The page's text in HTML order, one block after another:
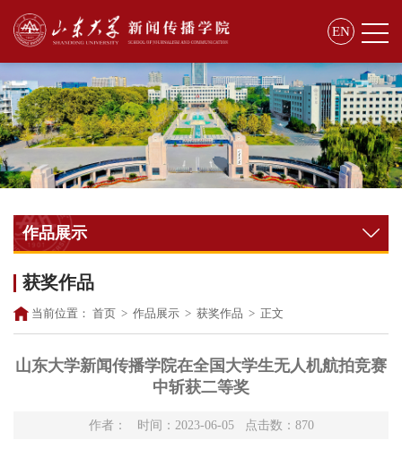
EN
作品展示
获奖作品
当前位置： 首页 > 作品展示 > 获奖作品 > 正文
山东大学新闻传播学院在全国大学生无人机航拍竞赛
中斩获二等奖
作者： 时间：2023-06-05 点击数： 870